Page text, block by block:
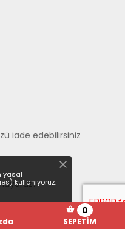
ŞORTU
iade edebilirsiniz
yasal
kullanıyoruz.
0
SEPETİM